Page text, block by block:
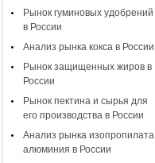
Рынок гуминовых удобрений
в России
Анализ рынка кокса в России
Рынок защищенных жиров в
России
Рынок пектина и сырья для
его производства в России
Анализ рынка изопропилата
алюминия в России